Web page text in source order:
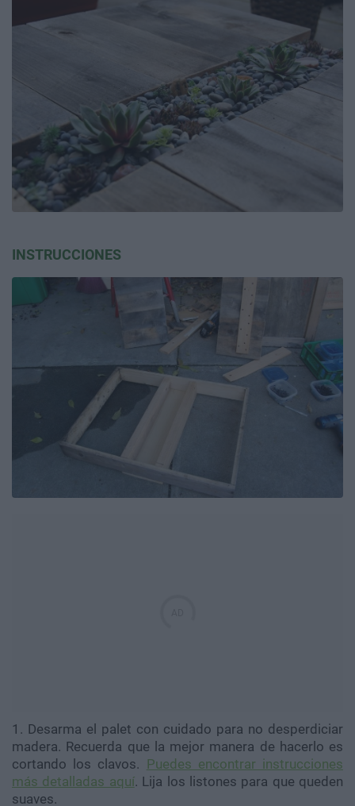
INSTRUCCIONES
1. Desarma el palet con cuidado para no desperdiciar
madera. Recuerda que la mejor manera de hacerlo es
cortando los clavos. Puedes encontrar instrucciones
más detalladas aquí. Lija los listones para que queden
suaves.